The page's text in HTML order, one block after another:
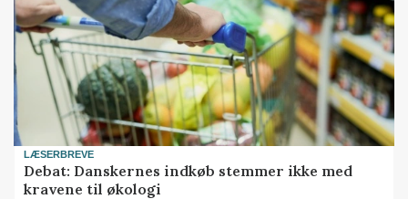
LÆSERBREVE
Debat: Danskernes indkøb stemmer ikke med
kravene til økologi